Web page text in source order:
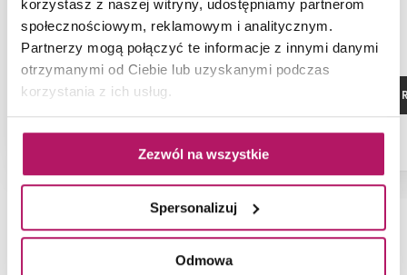
korzystasz z naszej witryny, udostępniamy partnerom
społecznościowym, reklamowym i analitycznym.
Partnerzy mogą połączyć te informacje z innymi danymi
otrzymanymi od Ciebie lub uzyskanymi podczas
korzystania z ich usług.
Zezwól na wszystkie
Spersonalizuj
Odmowa
ZOBACZ PRODUKT ZOBACZ
NAJNOWSZE ARTYKUŁY